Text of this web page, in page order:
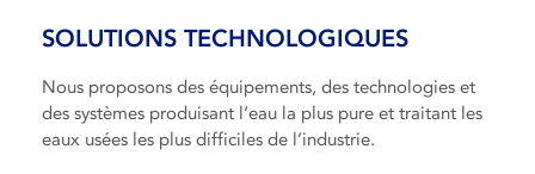
SOLUTIONS TECHNOLOGIQUES
Nous proposons des équipements, des technologies et
des systèmes produisant l’eau la plus pure et traitant les
eaux usées les plus difficiles de l’industrie.